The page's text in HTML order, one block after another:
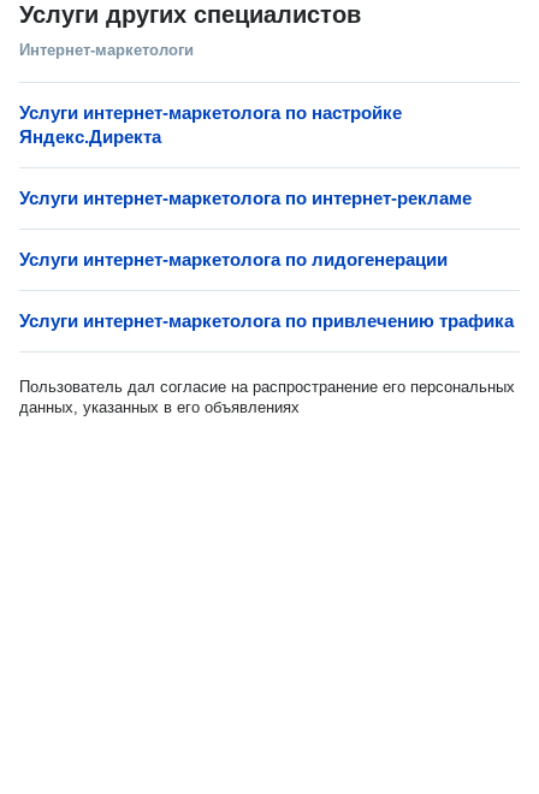
Услуги других специалистов
Интернет-маркетологи
Услуги интернет-маркетолога по настройке
Яндекс.Директа
Услуги интернет-маркетолога по интернет-рекламе
Услуги интернет-маркетолога по лидогенерации
Услуги интернет-маркетолога по привлечению трафика
Пользователь дал согласие на распространение его персональных
данных, указанных в его объявлениях